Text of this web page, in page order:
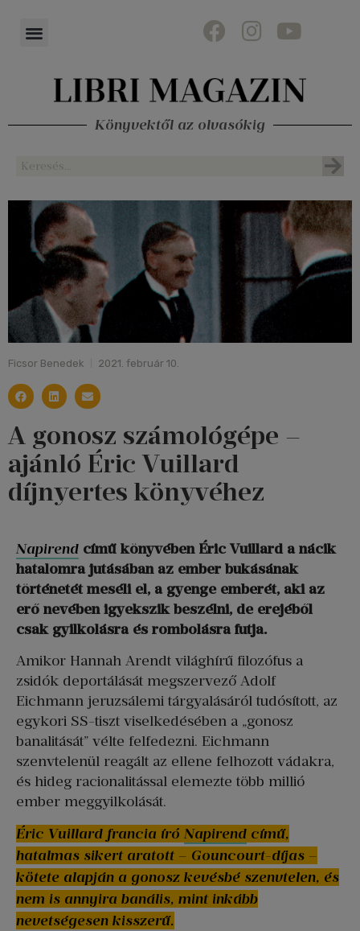
Könyvektől az olvasókig
Ficsor Benedek 2021. február 10.
A gonosz számológépe –
ajánló Éric Vuillard
díjnyertes könyvéhez
Napirend című könyvében Éric Vuillard a nácik
hatalomra jutásában az ember bukásának
történetét meséli el, a gyenge emberét, aki az
erő nevében igyekszik beszélni, de erejéből
csak gyilkolásra és rombolásra futja.
Amikor Hannah Arendt világhírű filozófus a
zsidók deportálását megszervező Adolf
Eichmann jeruzsálemi tárgyalásáról tudósított, az
egykori SS-tiszt viselkedésében a „gonosz
banalitását” vélte felfedezni. Eichmann
szenvtelenül reagált az ellene felhozott vádakra,
és hideg racionalitással elemezte több millió
ember meggyilkolását.
Éric Vuillard francia író Napirend című,
hatalmas sikert aratott – Gouncourt-díjas –
kötete alapján a gonosz kevésbé szenvtelen, és
nem is annyira banális, mint inkább
nevetségesen kisszerű.